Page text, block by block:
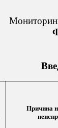
Причина